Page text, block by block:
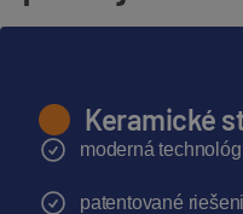
Keramické
moderná
patentované